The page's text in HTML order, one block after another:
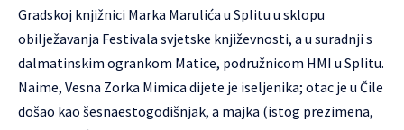
Gradskoj knjižnici Marka Marulića u Splitu u sklopu
obilježavanja Festivala svjetske književnosti, a u suradnji s
dalmatinskim ogrankom Matice, podružnicom HMI u Splitu.
Naime, Vesna Zorka Mimica dijete je iseljenika; otac je u Čile
došao kao šesnaestogodišnjak, a majka (istog prezimena,